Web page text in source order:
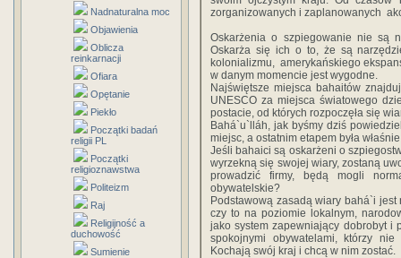
Nadnaturalna moc
Objawienia
Oblicza
reinkarnacji
Ofiara
Opętanie
Piekło
Początki badań
religii PL
Początki
religioznawstwa
Politeizm
Raj
Religijność a
duchowość
Sumienie
zorganizowanych i zaplanowanych
Oskarżenia o szpiegowanie nie są
Oskarża się ich o to, że są
kolonializmu, amerykańskiego
w danym momencie jest wygodne.
Najświętsze miejsca bahaitów
UNESCO za miejsca światowego
postacie, od których rozpoczęła się
Bahá`u`lláh, jak byśmy dziś
miejsc, a ostatnim etapem była
Jeśli bahaici są oskarżeni o
wyrzekną się swojej wiary, zostaną
prowadzić firmy, będą mogli
obywatelskie?
Podstawową zasadą wiary bahá`i
czy to na poziomie lokalnym,
jako system zapewniający dobrobyt i
spokojnymi obywatelami, którzy nie
Kochają swój kraj i chcą w nim zostać.